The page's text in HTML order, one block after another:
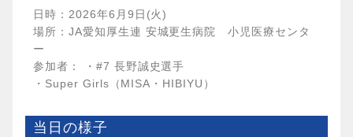
日時：2026年6月9日(火)
場所：JA愛知厚生連 安城更生病院 小児医療センタ
ー
参加者： ・#7 長野誠史選手
・Super Girls（MISA・HIBIYU）
当日の様子